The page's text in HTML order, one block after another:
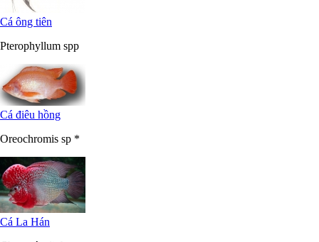
Aplocheilus
Cá Hải Hồ
Geophagus altifrons